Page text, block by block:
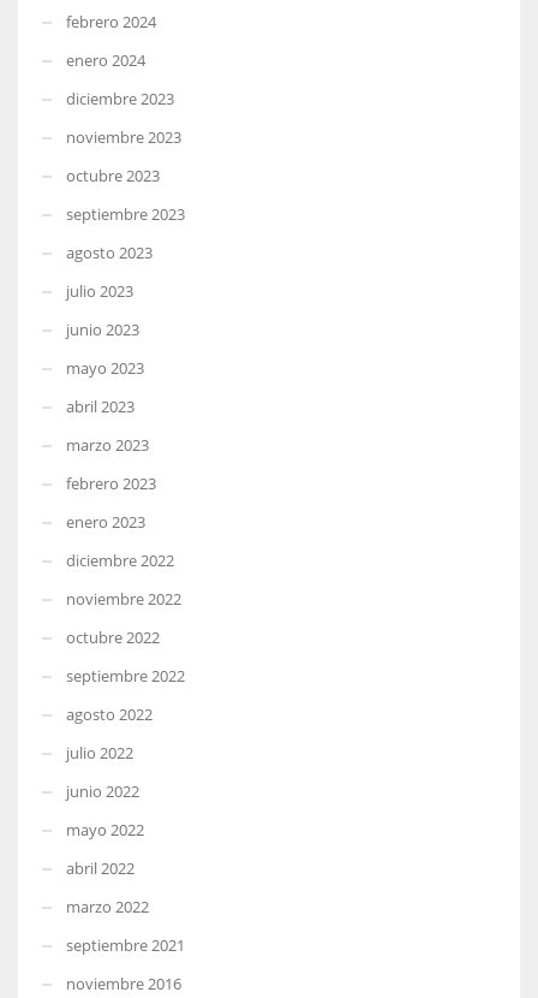
febrero 2024
enero 2024
diciembre 2023
noviembre 2023
octubre 2023
septiembre 2023
agosto 2023
julio 2023
junio 2023
mayo 2023
abril 2023
marzo 2023
febrero 2023
enero 2023
diciembre 2022
noviembre 2022
octubre 2022
septiembre 2022
agosto 2022
julio 2022
junio 2022
mayo 2022
abril 2022
marzo 2022
septiembre 2021
noviembre 2016